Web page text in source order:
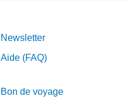
Newsletter
Aide (FAQ)
Bon de voyage